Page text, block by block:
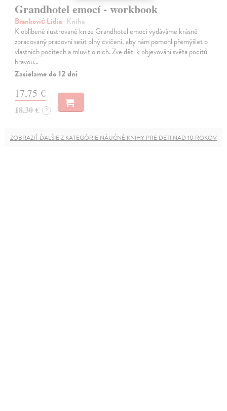
Grandhotel emocí - workbook
Branković Lidia| Kniha
K oblíbené ilustrované knize Grandhotel emocí vydáváme krásně
zpracovaný pracovní sešit plný cvičení, aby nám pomohl přemýšlet o
vlastních pocitech a mluvit o nich. Zve děti k objevování světa pocitů
hravou…
Zasielame do 12 dní
17,75 €
18,30 € ?
ZOBRAZIŤ ĎALŠIE Z KATEGÓRIE NÁUČNÉ KNIHY PRE DETI NAD 10 ROKOV